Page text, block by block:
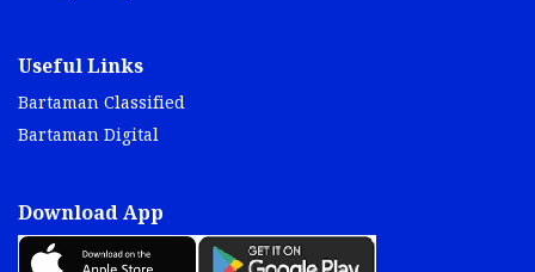
Useful Links
Bartaman Classified
Bartaman Digital
Download App